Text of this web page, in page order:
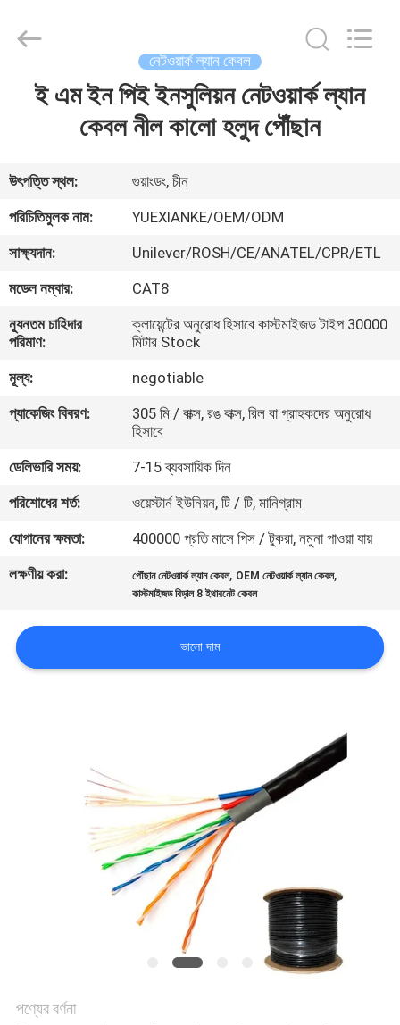
বাড়ি
ভিডিও
আমাদের
সম্পর্কে
ভ্রমণ
নিয়ন্ত্রণ
যোগাযোগ
করুন
খবর
Industry
Reserved.
নেটওয়ার্ক ল্যান কেবল
ই এম ইন পিই ইনসুলিয়ন নেটওয়ার্ক ল্যান
কেবল নীল কালো হলুদ পৌঁছান
উৎপত্তি স্থল:
গুয়াংডং, চীন
পরিচিতিমুলক নাম:
YUEXIANKE/OEM/ODM
সাক্ষ্যদান:
Unilever/ROSH/CE/ANATEL/CPR/ETL
মডেল নম্বার:
CAT8
ন্যূনতম চাহিদার
পরিমাণ:
ক্লায়েন্টের অনুরোধ হিসাবে কাস্টমাইজড টাইপ 30000
মিটার Stock
মূল্য:
negotiable
প্যাকেজিং বিবরণ:
305 মি / বাক্স, রঙ বাক্স, রিল বা গ্রাহকদের অনুরোধ
হিসাবে
ডেলিভারি সময়:
7-15 ব্যবসায়িক দিন
পরিশোধের শর্ত:
ওয়েস্টার্ন ইউনিয়ন, টি / টি, মানিগ্রাম
যোগানের ক্ষমতা:
400000 প্রতি মাসে পিস / টুকরা, নমুনা পাওয়া যায়
লক্ষণীয় করা:
পৌঁছান নেটওয়ার্ক ল্যান কেবল, OEM নেটওয়ার্ক ল্যান কেবল,
কাস্টমাইজড বিড়াল 8 ইথারনেট কেবল
ভালো দাম
পণ্যের বর্ণনা